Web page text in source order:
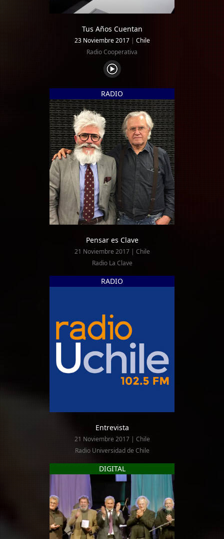
Tus Años Cuentan
23 Noviembre 2017| Chile
Radio Cooperativa
RADIO
Pensar es Clave
21 Noviembre 2017 | Chile
Radio La Clave
RADIO
Entrevista
21 Noviembre 2017 | Chile
Radio Universidad de Chile
DIGITAL